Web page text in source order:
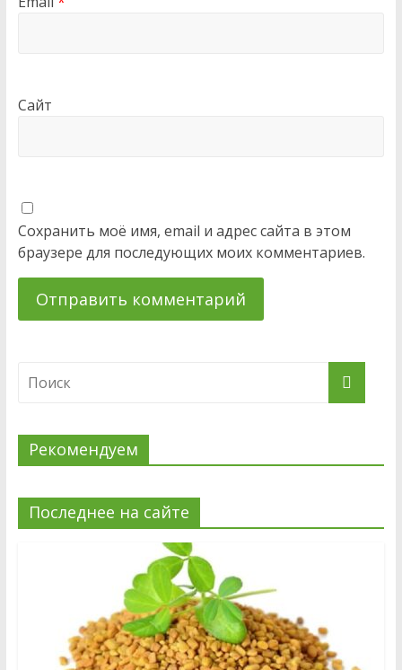
Сайт
Сохранить моё имя, email и адрес сайта в этом
браузере для последующих моих комментариев.
Рекомендуем
Последнее на сайте